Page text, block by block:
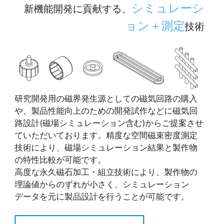
新機能開発に貢献する、
シミュレーシ
ョン＋測定技術
研究開発用の磁界発生源としての磁気回路の購入
や、製品性能向上のための開発試作などに磁気回
路設計(磁場シミュレーション含む)からご提案させ
ていただいております。精度な空間磁束密度測定
技術により、磁場シミュレーション結果と製作物
の特性比較が可能です。
高度な永久磁石加工・組立技術により、製作物の
理論値からのずれが小さく、シミュレーション
データを元に製品設計を行うことが可能です。